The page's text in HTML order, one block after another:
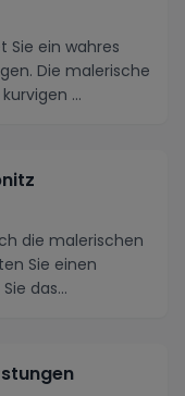
Sie ein wahres
Die malerische
...
die malerischen
Sie einen
das